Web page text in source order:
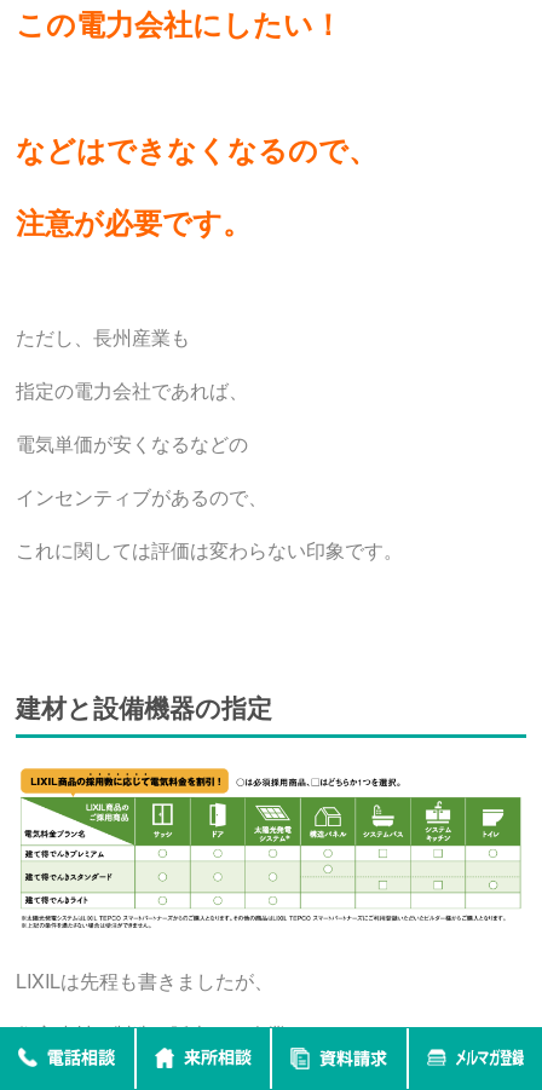
この電力会社にしたい！
などはできなくなるので、
注意が必要です。
ただし、長州産業も
指定の電力会社であれば、
電気単価が安くなるなどの
インセンティブがあるので、
これに関しては評価は変わらない印象です。
建材と設備機器の指定
LIXILは先程も書きましたが、
住宅建材を製造、販売する企業です。